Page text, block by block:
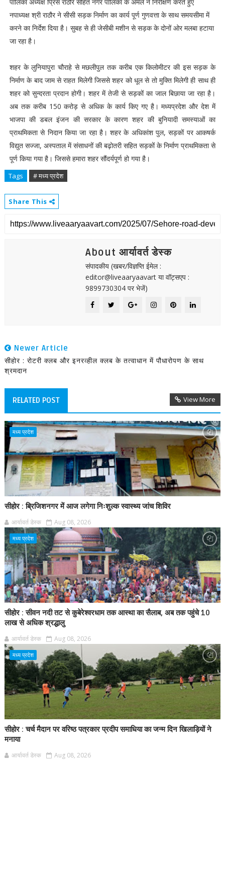
नपाध्यक्ष श्री राठौर ने सीसी सड़क निर्माण का कार्य पूर्ण गुणवत्ता के साथ समयसीमा में
करने का निर्देश दिया है। सुबह से ही जेसीबी मशीन से सड़क के दोनों ओर मलबा हटाया
जा रहा है।
शहर के लुनियापुरा चौराहे से मछलीपुल तक करीब एक किलोमीटर की इस सड़क के
निर्माण के बाद जाम से राहत मिलेगी जिससे शहर को धूल से तो मुक्ति मिलेगी ही साथ ही
शहर को सुन्दरता प्रदान होगी। शहर में तेजी से सड़कों का जाल बिछाया जा रहा है।
अब तक करीब 150 करोड़ से अधिक के कार्य किए गए है। मध्यप्रदेश और देश में
भाजपा की डबल इंजन की सरकार के कारण शहर की बुनियादी समस्याओं का
प्राथमिकता से निदान किया जा रहा है। शहर के अधिकांश पुल, सड़कों पर आकषर्क
विद्युत सज्जा, अस्पताल में संसाधनों की बढ़ोतरी सहित सड़कों के निर्माण प्राथमिकता से
पूर्ण किया गया है। जिससे हमारा शहर सौंदर्यपूर्ण हो गया है।
Tags # मध्य प्रदेश
Share This
About आर्यावर्त डेस्क
संपादकीय (खबर/विज्ञप्ति ईमेल :
editor@liveaaryaavart या वॉट्सएप :
9899730304 पर भेजें)
Newer Article
सीहोर : रोटरी क्लब और इनरव्हील क्लब के तत्वाधान में पौधारोपण के साथ
श्रमदान
RELATED POST View More
मध्य प्रदेश
सीहोर : ब्रिजिशनगर में आज लगेगा निःशुल्क स्वास्थ्य जांच शिविर
आर्यावर्त डेस्क Aug 08, 2026
मध्य प्रदेश
सीहोर : सीवन नदी तट से कुबेरेश्वरधाम तक आस्था का सैलाब, अब तक पहुंचे 10
लाख से अधिक श्रद्धालु
आर्यावर्त डेस्क Aug 08, 2026
मध्य प्रदेश
सीहोर : चर्च मैदान पर वरिष्ठ पत्रकार प्रदीप समाधिया का जन्म दिन खिलाड़ियों ने
मनाया
आर्यावर्त डेस्क Aug 08, 2026